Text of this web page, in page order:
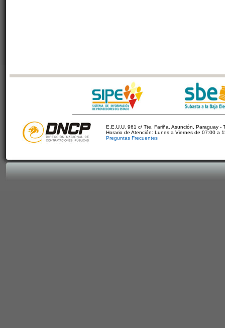
E.E.U.U. 961 c/ Tte. Fariña. Asunción, Paraguay -
Horario de Atención: Lunes a Viernes de 07:00 a
Preguntas Frecuentes